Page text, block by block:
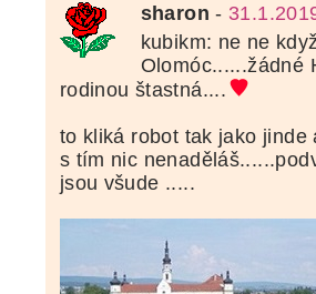
sharon -
kubikm: ne ne
Olomóc......žádné
rodinou štastná....
to kliká robot tak jako jinde
s tím nic
jsou všude .....